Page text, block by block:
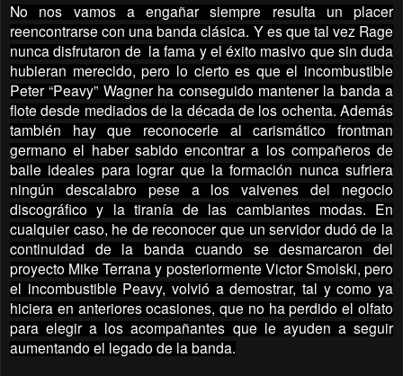
No nos vamos a engañar siempre resulta un placer
reencontrarse con una banda clásica. Y es que tal vez Rage
nunca disfrutaron de la fama y el éxito masivo que sin duda
hubieran merecido, pero lo cierto es que el incombustible
Peter “Peavy” Wagner ha conseguido mantener la banda a
flote desde mediados de la década de los ochenta. Además
también hay que reconocerle al carismático frontman
germano el haber sabido encontrar a los compañeros de
baile ideales para lograr que la formación nunca sufriera
ningún descalabro pese a los vaivenes del negocio
discográfico y la tiranía de las cambiantes modas. En
cualquier caso, he de reconocer que un servidor dudó de la
continuidad de la banda cuando se desmarcaron del
proyecto Mike Terrana y posteriormente Victor Smolski, pero
el incombustible Peavy, volvió a demostrar, tal y como ya
hiciera en anteriores ocasiones, que no ha perdido el olfato
para elegir a los acompañantes que le ayuden a seguir
aumentando el legado de la banda.